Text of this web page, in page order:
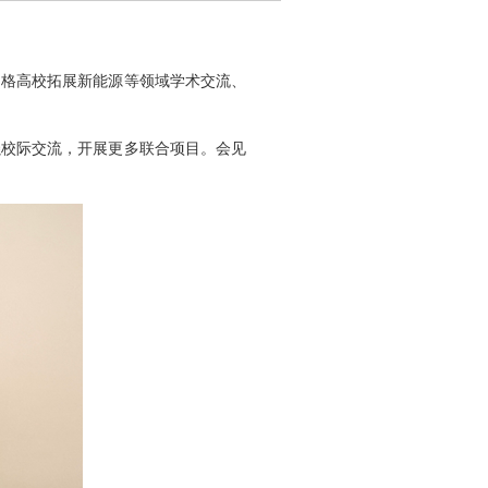
高校拓展新能源等领域学术交流、
际交流，开展更多联合项目。会见